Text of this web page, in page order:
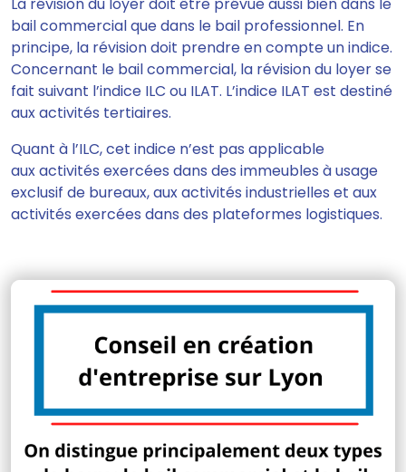
La révision du loyer doit être prévue aussi bien dans le
bail commercial que dans le bail professionnel. En
principe, la révision doit prendre en compte un indice.
Concernant le bail commercial, la révision du loyer se
fait suivant l’indice ILC ou ILAT. L’indice ILAT est destiné
aux activités tertiaires.
Quant à l’ILC, cet indice n’est pas applicable
aux activités exercées dans des immeubles à usage
exclusif de bureaux, aux activités industrielles et aux
activités exercées dans des plateformes logistiques.